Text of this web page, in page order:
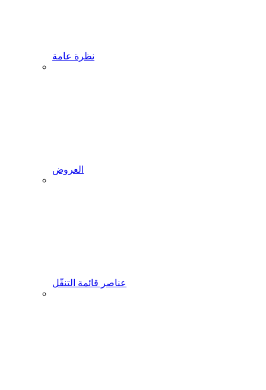
نظرة عامة
العروض
عناصر قائمة التنقّل